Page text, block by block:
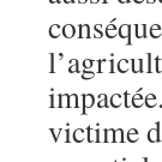
victime